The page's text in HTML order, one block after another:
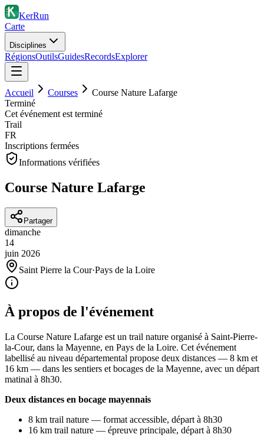
KerRun
Carte
Disciplines
RégionsOutilsGuidesRecordsExplorer
Accueil Courses
Course Nature Lafarge
Terminé
Cet événement est terminé
Trail
FR
Inscriptions fermées
Informations vérifiées
Course Nature Lafarge
Partager
dimanche
14
juin 2026
Saint Pierre la Cour·Pays de la Loire
À propos de l'événement
La Course Nature Lafarge est un trail nature organisé à Saint-Pierre-
la-Cour, dans la Mayenne, en Pays de la Loire. Cet événement
labellisé au niveau départemental propose deux distances — 8 km et
16 km — dans les sentiers et bocages de la Mayenne, avec un départ
matinal à 8h30.
Deux distances en bocage mayennais
8 km trail nature — format accessible, départ à 8h30
16 km trail nature — épreuve principale, départ à 8h30